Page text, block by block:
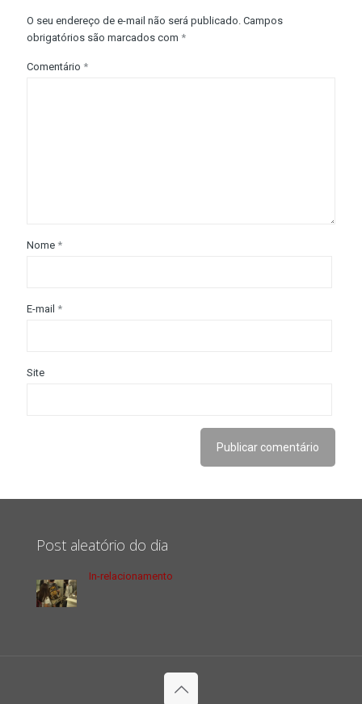
O seu endereço de e-mail não será publicado. Campos
obrigatórios são marcados com *
Comentário *
Nome *
E-mail *
Site
Post aleatório do dia
In-relacionamento